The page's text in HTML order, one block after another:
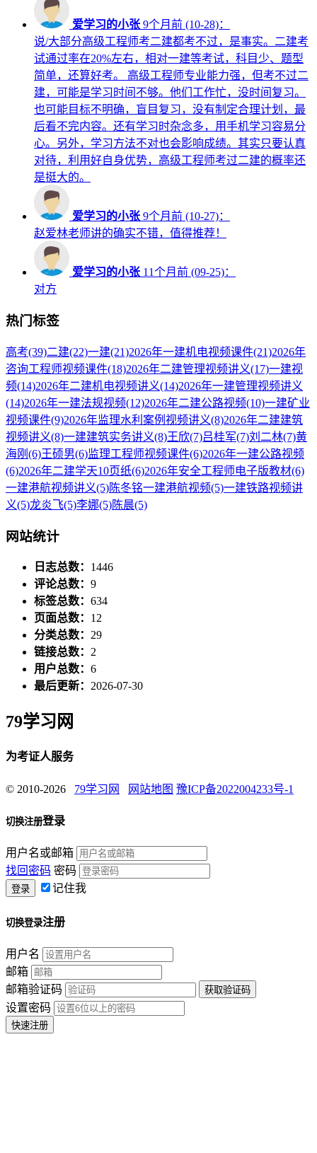
爱学习的小张 9个月前 (10-28)：
说/大部分高级工程师考二建都考不过，是事实。二建考
试通过率在20%左右，相对一建等考试，科目少、题型
简单，还算好考。 高级工程师专业能力强，但考不过二
建，可能是学习时间不够。他们工作忙，没时间复习。
也可能目标不明确，盲目复习，没有制定合理计划，最
后看不完内容。还有学习时杂念多，用手机学习容易分
心。另外，学习方法不对也会影响成绩。其实只要认真
对待，利用好自身优势，高级工程师考过二建的概率还
是挺大的。
爱学习的小张 9个月前 (10-27)：
赵爱林老师讲的确实不错，值得推荐！
爱学习的小张 11个月前 (09-25)：
对方
热门标签
高考(39)二建(22)一建(21)2026年一建机电视频课件(21)2026年
咨询工程师视频课件(18)2026年二建管理视频讲义(17)一建视
频(14)2026年二建机电视频讲义(14)2026年一建管理视频讲义
(14)2026年一建法规视频(12)2026年二建公路视频(10)一建矿业
视频课件(9)2026年监理水利案例视频讲义(8)2026年二建建筑
视频讲义(8)一建建筑实务讲义(8)王欣(7)吕桂军(7)刘二林(7)黄
海刚 (6)王硕男(6)监理工程师视频课件(6)2026年一建公路视频
(6)2026年二建学天10页纸(6)2026年安全工程师电子版教材(6)
一建港航视频讲义(5)陈冬铭一建港航视频(5)一建铁路视频讲
义(5)龙炎飞(5)李娜(5)陈晨(5)
网站统计
日志总数： 1446
评论总数： 9
标签总数： 634
页面总数： 12
分类总数： 29
链接总数： 2
用户总数： 6
最后更新： 2026-07-30
79学习网
为考证人服务
© 2010-2026 79学习网 网站地图 豫ICP备2022004233号-1
切换注册登录
用户名或邮箱
找回密码 密码
记住我
切换登录注册
用户名
邮箱
邮箱验证码
设置密码